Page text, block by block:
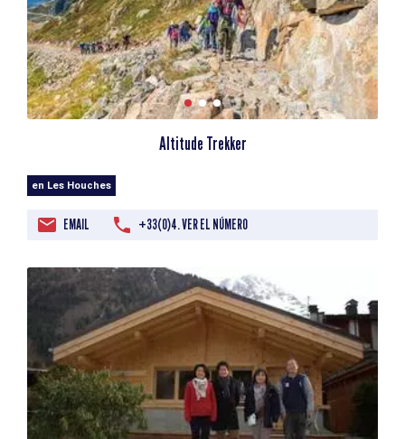
Altitude Trekker
en Les Houches
EMAIL +33(0)4. VER EL NÚMERO